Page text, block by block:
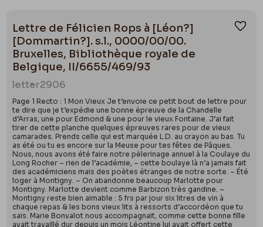
Lettre de Félicien Rops à [Léon?]
[Dommartin?]. s.l., 0000/00/00.
Bruxelles, Bibliothèque royale de
Belgique, II/6655/469/93
letter2906
Page 1 Recto : 1 Mon Vieux Je t’envoie ce petit bout de lettre pour
te dire que je t’expédie une bonne épreuve de la Chandelle
d’Arras, une pour Edmond & une pour le vieux Fontaine. J’ai fait
tirer de cette planche quelques épreuves rares pour de vieux
camarades. Prends celle qui est marquée L.D. au crayon au bas. Tu
as été ou tu es encore sur la Meuse pour tes fêtes de Pâques.
Nous, nous avons été faire notre pèlerinage annuel à la Coulaye du
Long Rocher – rien de l’académie, – cette boulaye là n’a jamais fait
des académiciens mais des poètes étranges de notre sorte. – Été
loger à Montigny. – On abandonne beaucoup Marlotte pour
Montigny. Marlotte devient comme Barbizon très gandine. –
Montigny reste bien aimable : 5 frs par jour six litres de vin à
chaque repas & les bons vieux lits à ressorts d’accordéon que tu
sais. Marie Bonvalot nous accompagnait, comme cette bonne fille
avait travaillé dur depuis un mois Léontine lui avait offert cette